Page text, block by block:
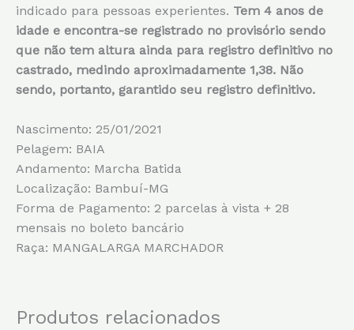
indicado para pessoas experientes. Tem 4 anos de
idade e encontra-se registrado no provisório sendo
que não tem altura ainda para registro definitivo no
castrado, medindo aproximadamente 1,38. Não
sendo, portanto, garantido seu registro definitivo.
Nascimento: 25/01/2021
Pelagem: BAIA
Andamento: Marcha Batida
Localização: Bambuí-MG
Forma de Pagamento: 2 parcelas à vista + 28
mensais no boleto bancário
Raça: MANGALARGA MARCHADOR
Produtos relacionados